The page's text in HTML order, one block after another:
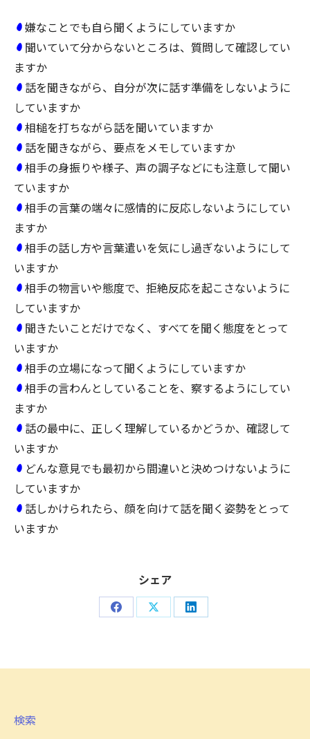
嫌なことでも自ら聞くようにしていますか
聞いていて分からないところは、質問して確認してい
ますか
話を聞きながら、自分が次に話す準備をしないように
していますか
相槌を打ちながら話を聞いていますか
話を聞きながら、要点をメモしていますか
相手の身振りや様子、声の調子などにも注意して聞い
ていますか
相手の言葉の端々に感情的に反応しないようにしてい
ますか
相手の話し方や言葉遣いを気にし過ぎないようにして
いますか
相手の物言いや態度で、拒絶反応を起こさないように
していますか
聞きたいことだけでなく、すべてを聞く態度をとって
いますか
相手の立場になって聞くようにしていますか
相手の言わんとしていることを、察するようにしてい
ますか
話の最中に、正しく理解しているかどうか、確認して
いますか
どんな意見でも最初から間違いと決めつけないように
していますか
話しかけられたら、顔を向けて話を聞く姿勢をとって
いますか
シェア
Share Share Share
検索